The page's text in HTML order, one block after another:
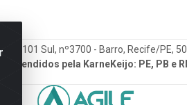
Br-101 Sul, nº3700 - Barro, Recife/PE,
atendidos pela KarneKeijo: PE, PB e